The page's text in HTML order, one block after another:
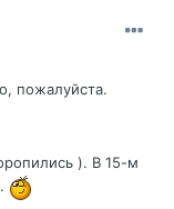
пожалуйста.
). В 15-м